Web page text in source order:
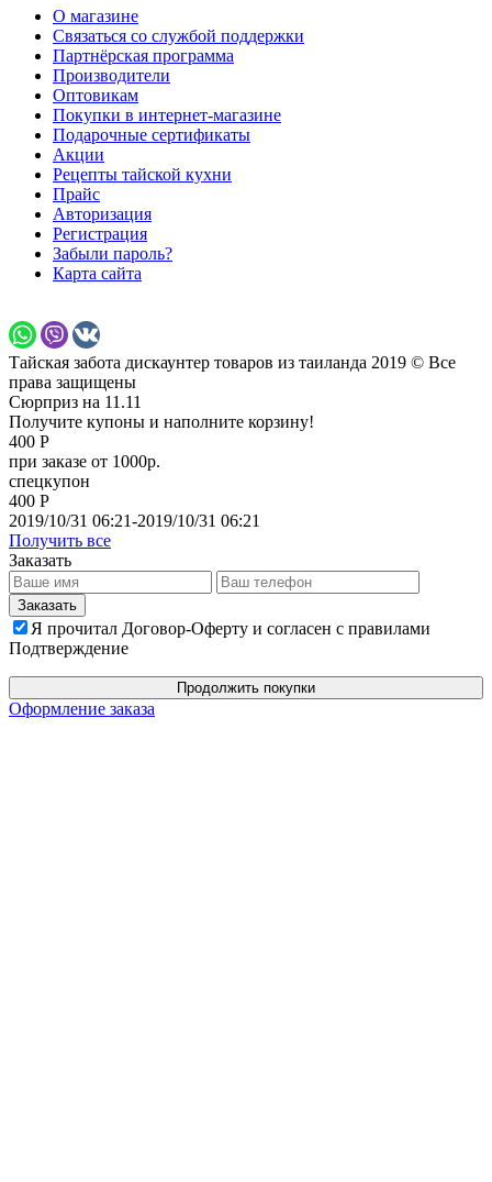
О магазине
Связаться со службой поддержки
Партнёрская программа
Производители
Оптовикам
Покупки в интернет-магазине
Подарочные сертификаты
Акции
Рецепты тайской кухни
Прайс
Авторизация
Регистрация
Забыли пароль?
Карта сайта
Тайская забота дискаунтер товаров из таиланда 2019 © Все
права защищены
Сюрприз на 11.11
Получите купоны и наполните корзину!
400 Р
при заказе от 1000р.
спецкупон
400 Р
2019/10/31 06:21-2019/10/31 06:21
Получить все
Заказать
Я прочитал Договор-Оферту и согласен с правилами
Подтверждение
Продолжить покупки
Оформление заказа